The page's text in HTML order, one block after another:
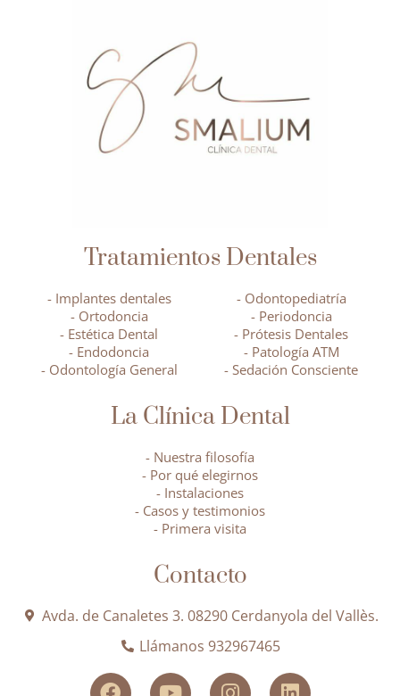
Tratamientos Dentales
- Implantes dentales
- Ortodoncia
- Estética Dental
- Endodoncia
- Odontología General
- Odontopediatría
- Periodoncia
- Prótesis Dentales
- Patología ATM
- Sedación Consciente
La Clínica Dental
- Nuestra filosofía
- Por qué elegirnos
- Instalaciones
- Casos y testimonios
- Primera visita
Contacto
Avda. de Canaletes 3. 08290 Cerdanyola del Vallès.
Llámanos 932967465